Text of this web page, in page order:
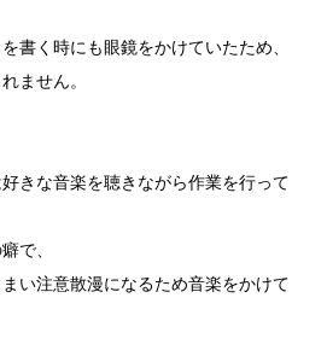
書く時にも眼鏡をかけていたため、
ません。
きな音楽を聴きながら作業を行って
で、
い注意散漫になるため音楽をかけて